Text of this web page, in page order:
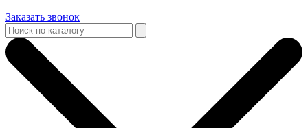
Заказать звонок